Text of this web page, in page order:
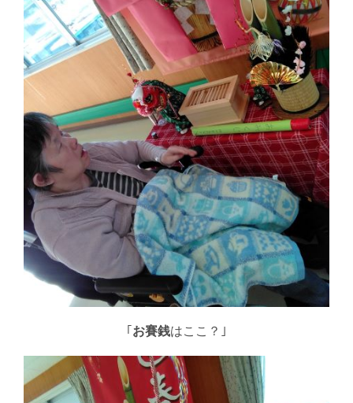
｢ お賽銭はここ？｣